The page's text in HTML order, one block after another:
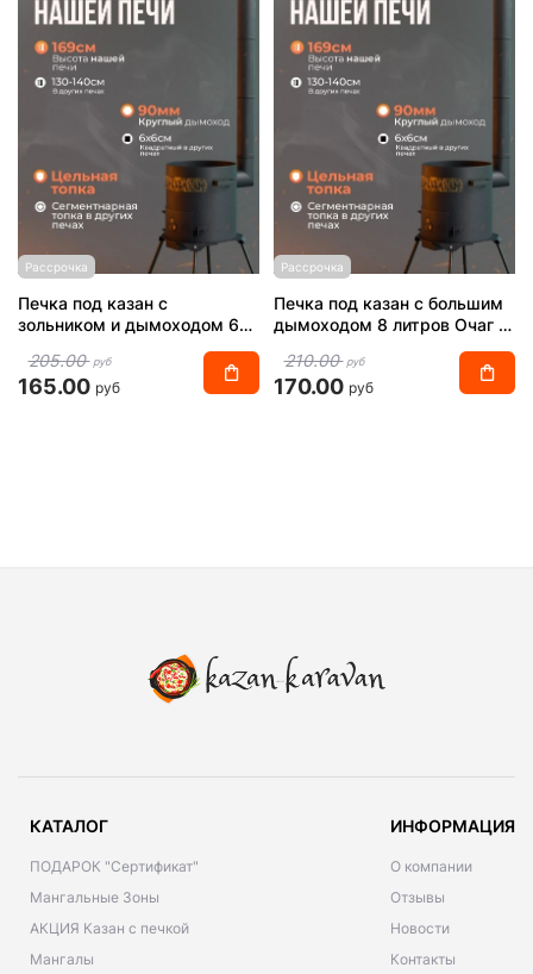
Рассрочка
Печка под казан с
зольником и дымоходом 6
205.00 руб
165.00 руб
Рассрочка
Печка под казан с большим
дымоходом 8 литров Очаг 2
210.00 руб
170.00 руб
КАТАЛОГ
ПОДАРОК "Сертификат"
Мангальные Зоны
АКЦИЯ Казан с печкой
Мангалы
ИНФОРМАЦИЯ
О компании
Отзывы
Новости
Контакты